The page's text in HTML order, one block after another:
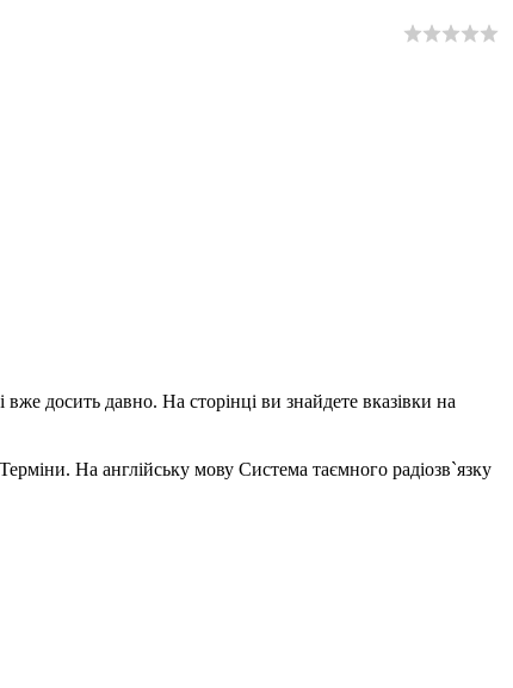
досить давно. На сторінці ви знайдете вказівки на
На англійську мову Система таємного радіозв`язку